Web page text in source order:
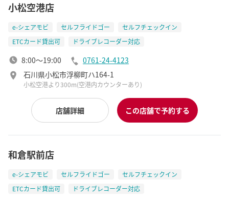
小松空港店
e-シェアモビ セルフライドゴー
セルフチェックイン
ETCカード貸出可
ドライブレコーダー対応
8:00～19:00
0761-24-4123
石川県小松市浮柳町ハ164-1
小松空港より300m(空港内カウンターあり)
店舗詳細 この店舗で予約する
和倉駅前店
e-シェアモビ セルフライドゴー
セルフチェックイン
ETCカード貸出可
ドライブレコーダー対応